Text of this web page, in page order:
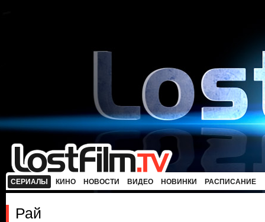
СЕРИАЛЫ КИНО НОВОСТИ ВИДЕО НОВИНКИ РАСПИСАНИЕ
Рай